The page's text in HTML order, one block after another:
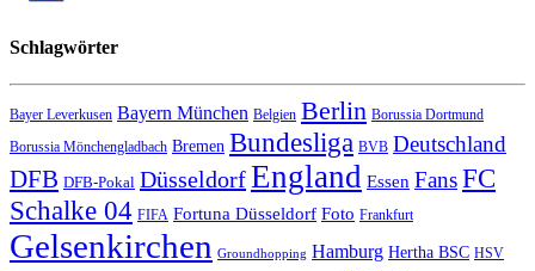
Schlagwörter
Bayer Leverkusen Bayern München Belgien Berlin Borussia Dortmund
Borussia Mönchengladbach Bremen Bundesliga BVB Deutschland
DFB DFB-Pokal DüsseldorfEngland Essen FansFC
Schalke 04 FIFA Fortuna Düsseldorf Foto Frankfurt
Gelsenkirchen Groundhopping Hamburg Hertha BSC HSV